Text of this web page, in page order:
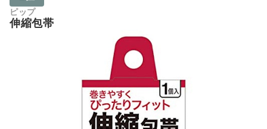
ピップ
伸縮包帯